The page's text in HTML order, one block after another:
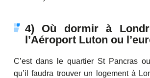
4) Où dormir à
l’Aéroport Luton ou
C’est dans le quartier St Pancras
qu’il faudra trouver un logement à